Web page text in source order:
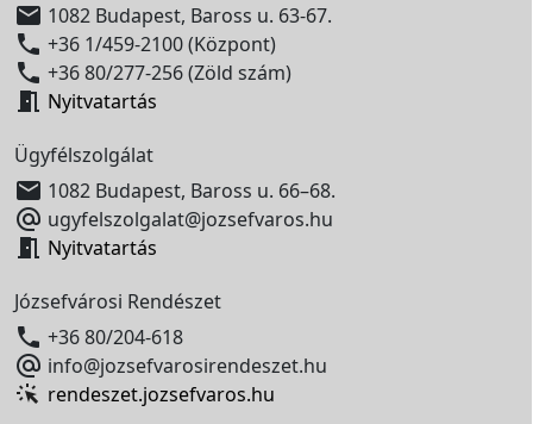
 1082 Budapest, Baross u. 63-67.
 +36 1/459-2100 (Központ)
 +36 80/277-256 (Zöld szám)
 Nyitvatartás
Ügyfélszolgálat
 1082 Budapest, Baross u. 66–68.
 ugyfelszolgalat@jozsefvaros.hu
 Nyitvatartás
Józsefvárosi Rendészet
 +36 80/204-618
 info@jozsefvarosirendeszet.hu
rendeszet.jozsefvaros.hu